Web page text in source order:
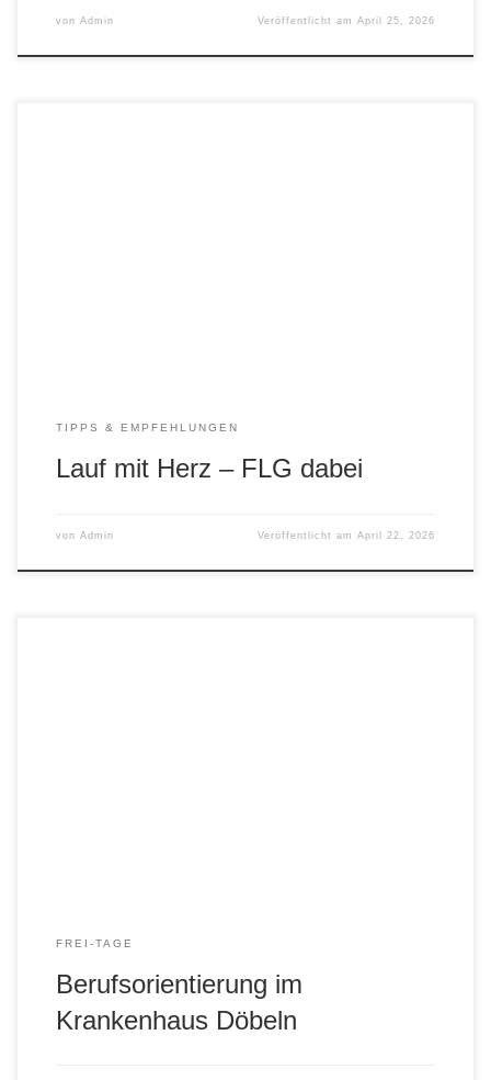
von Admin Veröffentlicht amApril 25, 2026
TIPPS & EMPFEHLUNGEN
Lauf mit Herz – FLG dabei
von Admin Veröffentlicht amApril 22, 2026
FREI-TAGE
Berufsorientierung im
Krankenhaus Döbeln